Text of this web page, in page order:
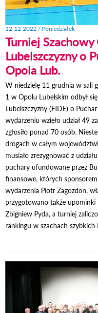
12-12-2022 / Poniedziałek
Turniej
Lubelszczyzny o
Opola Lub.
W niedzielę 11 grudnia w sali
1 w Opolu Lubelskim odbył
Lubelszczyzny (FIDE) o
wydarzeniu wzięło udział 49
zgłosiło ponad 70 osób.
drogach w całym
musiało zrezygnować z
puchary ufundowane przez
finansowe, których
wydarzenia Piotr Zagozdon,
przygotowano także upominki
Zbigniew Pyda, a turniej
rankingu w szachach szybkich